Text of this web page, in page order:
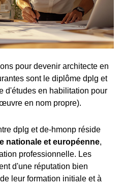
pour devenir architecte en
sont le diplôme dplg et
d'études en habilitation pour
en nom propre).
dplg et de-hmonp réside
nationale et européenne,
professionnelle. Les
d'une réputation bien
leur formation initiale et à